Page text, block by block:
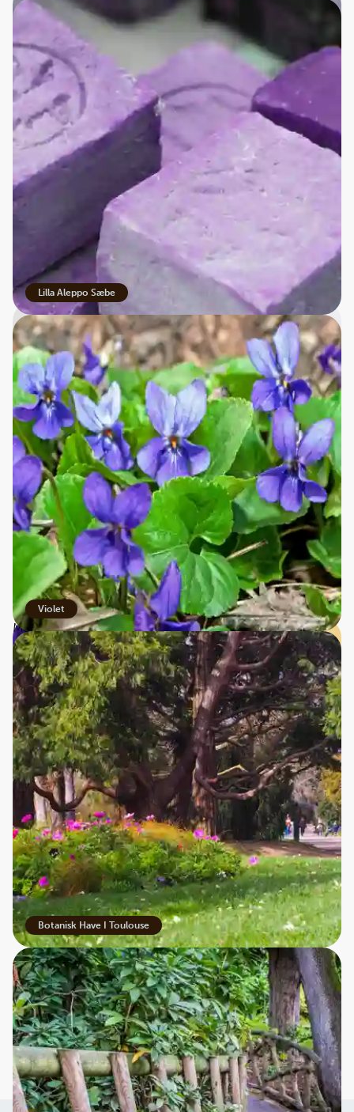
Violet & krystaller
Iskold Violetdrik
Violet og æg
Lilla Aleppo Sæbe
Violet
Botanisk Have I Toulouse
På grund af en plantesygdom uddøde violindustrien
næsten helt i 1970’erne, men heldigvis lykkedes det
forskere at genoplive blomsten. Uden for byen findes
store drivhuse med violer, og hvert år i slutningen af
februar hædrer byen den fine blomst med en ”violfest”.
Overalt kan man finde spor af Toulouses identitet f.eks. i
butikkerne:
Jardin des Plantes - byparken, der både er botanisk have
og Toulouses rekreative oase, hvor man kan opleve
planten.
Maison de la Violette – på en smuk pram fortøjet ved
Canal du Midi træder man ind i et lilla univers. En verden
med specialprodukter fremstillet af violer: sirup, slik, te,
skønhedsprodukter, likør, parfumer, duftelys, håndlavede
kunstgenstande osv.
Violen er forbundet med ydmyghed, kærlighed og
nostalgi. Blomsten indgår i mange kulturelle
arrangementer.
Toulouses farvefortælling er vævet ind i byens historie,
arkitektur og sjæl. Velfortjent kåret til TOP CITY i 2025.
Og ved du, hvad det bedste er? Du kan opleve byen på
Best Travels nye rejse til Pyrenæerne, hvor vi både
besøger Spanien, Andorra og Frankrig.